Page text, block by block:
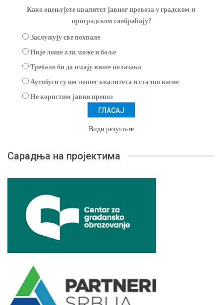
Како оцењујете квалитет јавног превоза у градском и
приградском саобраћају?
Заслужују све похвале
Није лоше али може и боље
Требало би да имају више полазака
Аутобуси су им лошег квалитета и стално касне
Не користим јавни превоз
Види резултате
Сарадња на пројектима